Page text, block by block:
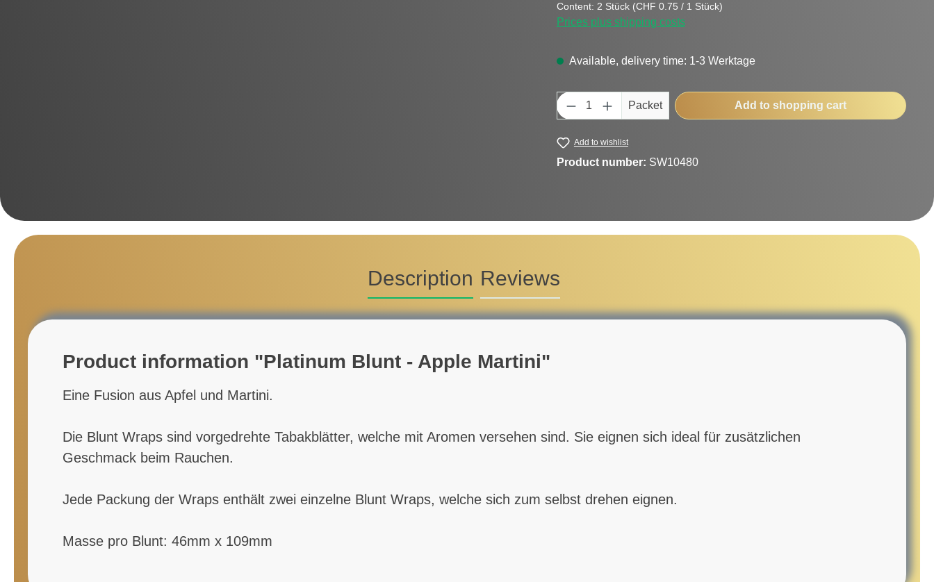
Content: 2 Stück (CHF 0.75 / 1 Stück)
Prices plus shipping costs
Available, delivery time: 1-3 Werktage
Product Quantity: Enter the desired amount or
Packet Add to shopping cart
Add to wishlist
Product number: SW10480
Description Reviews
Product information "Platinum Blunt - Apple Martini"
Eine Fusion aus Apfel und Martini.
Die Blunt Wraps sind vorgedrehte Tabakblätter, welche mit Aromen versehen sind. Sie eignen sich ideal für zusätzlichen
Geschmack beim Rauchen.
Jede Packung der Wraps enthält zwei einzelne Blunt Wraps, welche sich zum selbst drehen eignen.
Masse pro Blunt: 46mm x 109mm